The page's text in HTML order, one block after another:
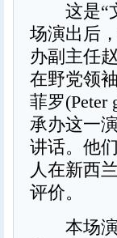
这是“文
场演出后
办副主任
在野党领
菲罗
承办这一
讲话。他
人在新西
评价。
本场演